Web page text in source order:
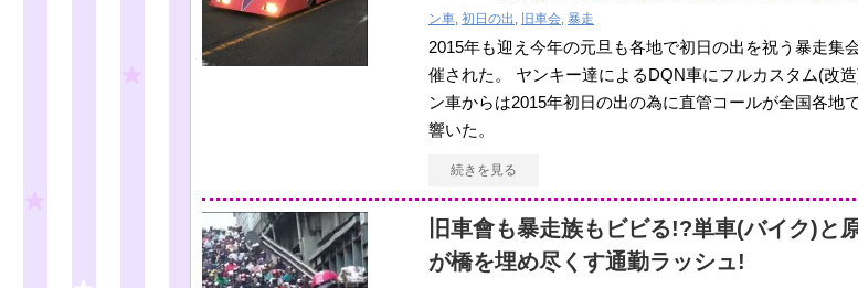
ン車, 初日の出 , 旧車会, 暴走
2015年も迎え今年の元旦も各地で初日の出を祝う暴走集
催された。 ヤンキー達によるDQN車にフルカスタム(改
ン車からは2015年初日の出の為に直管コールが全国各地
響いた。
続きを見る
旧車會も暴走族もビビる!?単車(バイク)と
が橋を埋め尽くす通勤ラッシュ!